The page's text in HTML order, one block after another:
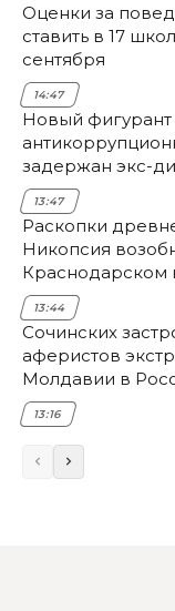
Оценки за
ставить в 17
сентября
14:47
Новый фигурант
задержан экс-
НЭСК Крымска
13:47
Раскопки
Никопсия
Краснодарском
13:44
Сочинских
аферистов
Молдавии в
13:16